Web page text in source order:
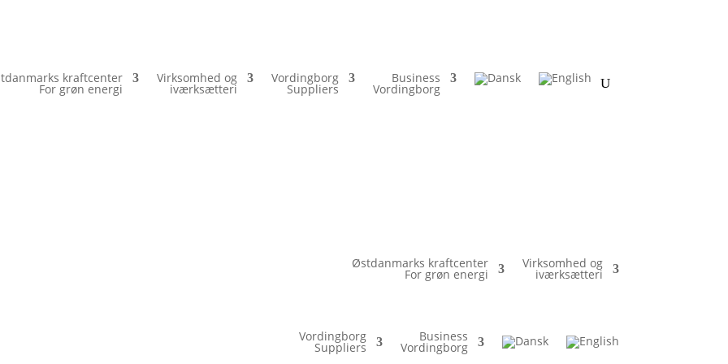
kraftcenter
For grøn energi
Virksomhed og
iværksætteri
Vordingborg
Suppliers
Business
Vordingborg
Østdanmarks kraftcenter
For grøn energi
Virksomhed og
iværksætteri
Vordingborg
Suppliers
Business
Vordingborg